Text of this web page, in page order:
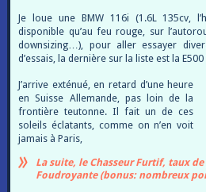
Je loue une BMW 116i (1.6L 135cv,
disponible qu’au feu rouge, sur
downsizing…), pour aller essayer
d’essais, la dernière sur la liste est la
J’arrive exténué, en retard d’une heure
en Suisse Allemande, pas loin de la
frontière teutonne. Il fait un de ces
soleils éclatants, comme on n’en voit
jamais à Paris,
La suite, le Chasseur Furtif, taux
Foudroyante (bonus: nombreux